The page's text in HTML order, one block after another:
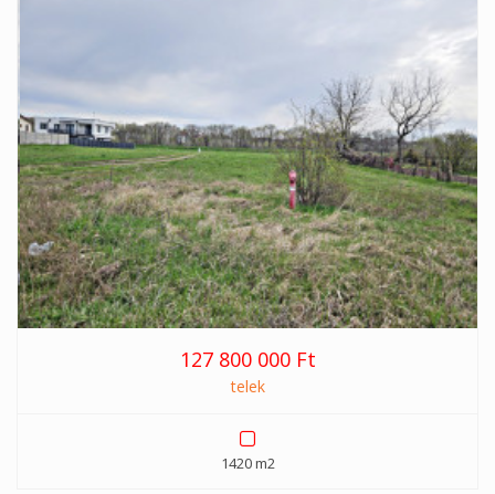
127 800 000 Ft
telek
1420 m2